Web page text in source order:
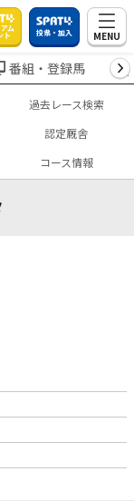
ム
ト 投票・加入 MENU
番組・登録馬
過去レース検索
認定厩舎
コース情報